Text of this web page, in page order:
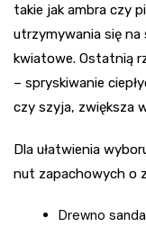
takie jak ambra czy
utrzymywania się
kwiatowe. Ostatnią
– spryskiwanie
czy szyja, zwiększa
Dla ułatwienia
nut zapachowych o
Drewno